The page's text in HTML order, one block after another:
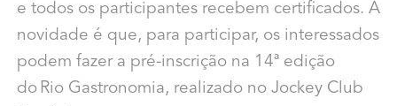
e todos os participantes recebem certificados. A
novidade é que, para participar, os interessados
podem fazer a pré-inscrição na 14ª edição
do Rio Gastronomia, realizado no Jockey Club